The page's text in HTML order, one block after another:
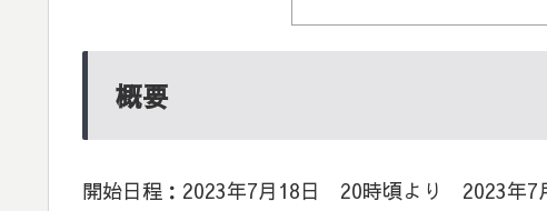
概要
開始日程：2023年7月18日 20時頃より 2023年7